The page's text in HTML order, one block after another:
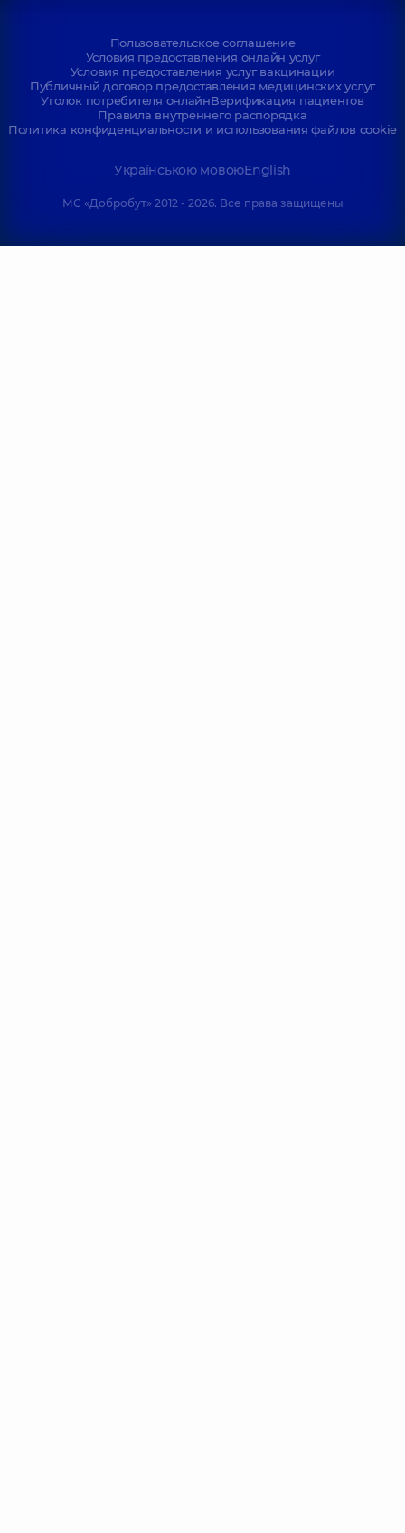
Пользовательское соглашение
Условия предоставления онлайн услуг
Условия предоставления услуг вакцинации
Публичный договор предоставления медицинских услуг
Уголок потребителя онлайнВерификация пациентов
Правила внутреннего распорядка
Политика конфиденциальности и использования файлов cookie
Українською мовоюEnglish
МС «Добробут» 2012 - 2026. Все права защищены